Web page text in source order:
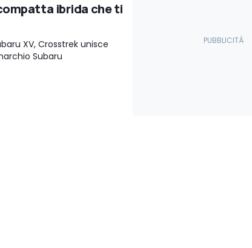
ibrida che ti
XV, Crosstrek unisce
Subaru